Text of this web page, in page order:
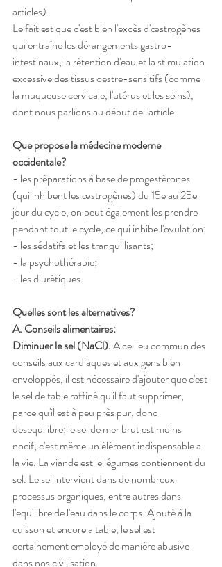
articles).
Le fait est que c'est bien l'excès d'œstrogènes
qui entraîne les dérangements gastro-
intestinaux, la rétention d'eau et la stimulation
excessive des tissus oestre-sensitifs (comme
la muqueuse cervicale, l'utérus et les seins),
dont nous parlions au début de l'article.
Que propose la médecine moderne
occidentale?
- les préparations à base de progestérones
(qui inhibent les œstrogènes) du 15e au 25e
jour du cycle, on peut également les prendre
pendant tout le cycle, ce qui inhibe l'ovulation;
- les sédatifs et les tranquillisants;
- la psychothérapie;
- les diurétiques.
Quelles sont les alternatives?
A. Conseils alimentaires:
Diminuer le sel (NaCl). A ce lieu commun des
conseils aux cardiaques et aux gens bien
enveloppés, il est nécessaire d'ajouter que c'est
le sel de table raffiné qu'il faut supprimer,
parce qu'il est à peu près pur, donc
desequilibre; le sel de mer brut est moins
nocif, c'est même un élément indispensable a
la vie. La viande est le légumes contiennent du
sel. Le sel intervient dans de nombreux
processus organiques, entre autres dans
l'equilibre de l'eau dans le corps. Ajouté à la
cuisson et encore a table, le sel est
certainement employé de manière abusive
dans nos civilisation.